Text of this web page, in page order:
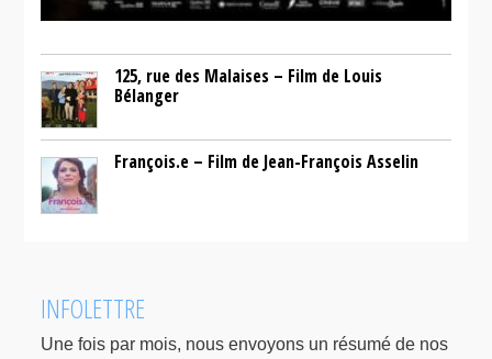
125, rue des Malaises – Film de Louis
Bélanger
François.e – Film de Jean-François Asselin
INFOLETTRE
Une fois par mois, nous envoyons un résumé de nos